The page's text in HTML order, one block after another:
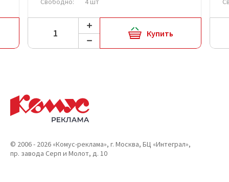
Купить
© 2006 - 2026 «Комус-реклама», г. Москва, БЦ «Интеграл»,
пр. завода Серп и Молот, д. 10